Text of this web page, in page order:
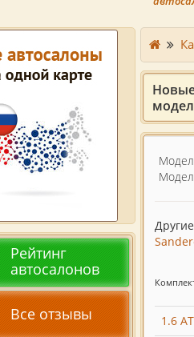
1.6
Рейтинг
автосалонов
Все отзывы